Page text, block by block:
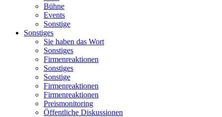
Bühne
Events
Sonstige
Sonstiges
Sie haben das Wort
Sonstiges
Firmenreaktionen
Sonstiges
Sonstige
Firmenreaktionen
Firmenreaktionen
Preismonitoring
Öffentliche Diskussionen